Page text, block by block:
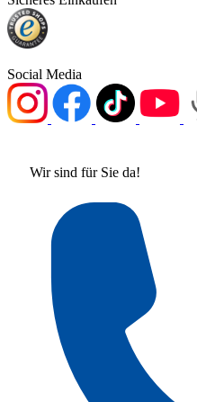
Social Media
Wir sind für Sie da!